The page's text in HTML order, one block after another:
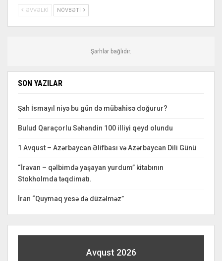
ƏVVƏLKI NÖVBƏTI
Şərhlər bağlıdır.
SON YAZILAR
Şah İsmayıl niyə bu gün də mübahisə doğurur?
Bulud Qaraçorlu Səhəndin 100 illiyi qeyd olundu
1 Avqust – Azərbaycan Əlifbası və Azərbaycan Dili Günü
“İrəvan – qəlbimdə yaşayan yurdum” kitabının
Stokholmda təqdimatı.
İran “Quymaq yesə də düzəlməz”
Avqust 2026